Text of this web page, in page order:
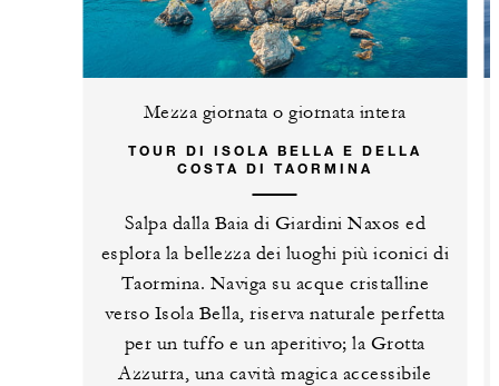
Per soggiorni in una suite: credito di 500
EUR per soggiorno
persone presso il ristorante Rosso
PIÙ DETTAGLI
Mezza giornata o giornata intera
TOUR DI ISOLA BELLA E DELLA
COSTA DI TAORMINA
Salpa dalla Baia di Giardini Naxos ed
esplora la bellezza dei luoghi più iconici di
Taormina. Naviga su acque cristalline
verso Isola Bella, riserva naturale perfetta
per un tuffo e un aperitivo; la Grotta
Azzurra, una cavità magica accessibile